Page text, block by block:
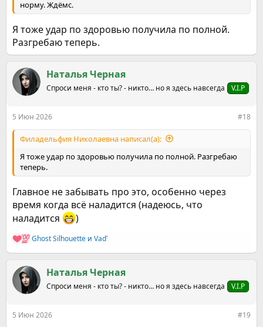
норму. Ждёмс.
Я тоже удар по здоровью получила по полной.
Разгребаю теперь.
Наталья Черная
Спроси меня - кто ты? - никто… но я здесь навсегда V.I.P
5 Июн 2026 #18
Филадельфия Николаевна написал(а):
Я тоже удар по здоровью получила по полной. Разгребаю
теперь.
Главное не забывать про это, особенно через
время когда всё наладится (надеюсь, что
наладится
)
Р
е
к
ц
и
Ghost Silhouette и Vad'
Наталья Черная
Спроси меня - кто ты? - никто… но я здесь навсегда V.I.P
5 Июн 2026 #19